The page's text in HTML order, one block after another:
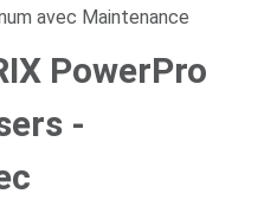
avec Maintenance
PowerPro
-